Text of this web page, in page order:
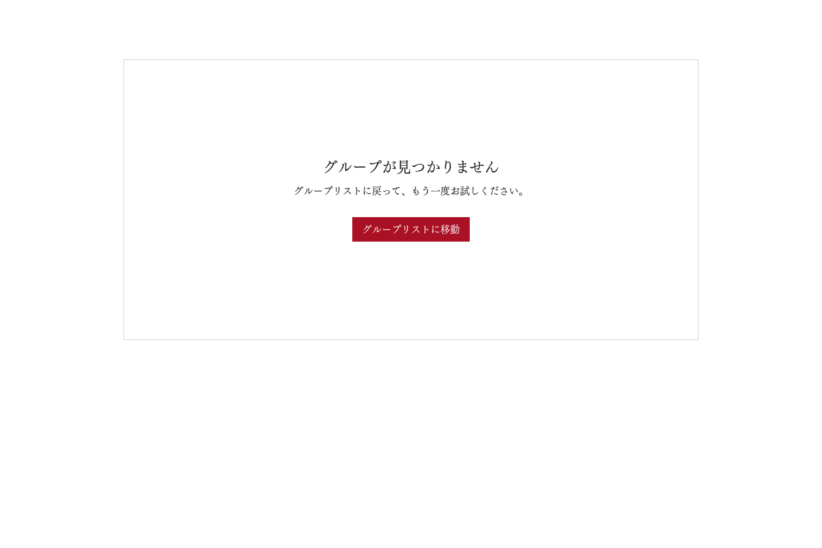
グループが見つかりません
グループリストに戻って、もう一度お試しください。
グループリストに移動